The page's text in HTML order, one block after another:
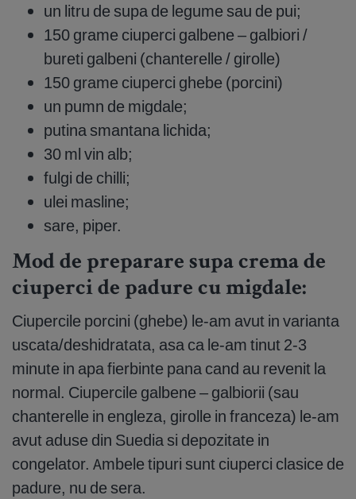
un litru de supa de legume sau de pui;
150 grame ciuperci galbene – galbiori /
bureti galbeni (chanterelle / girolle)
150 grame ciuperci ghebe (porcini)
un pumn de migdale;
putina smantana lichida;
30 ml vin alb;
fulgi de chilli;
ulei masline;
sare, piper.
Mod de preparare supa crema de
ciuperci de padure cu migdale:
Ciupercile porcini (ghebe) le-am avut in varianta
uscata/deshidratata, asa ca le-am tinut 2-3
minute in apa fierbinte pana cand au revenit la
normal. Ciupercile galbene – galbiorii (sau
chanterelle in engleza, girolle in franceza) le-am
avut aduse din Suedia si depozitate in
congelator. Ambele tipuri sunt ciuperci clasice de
padure, nu de sera.